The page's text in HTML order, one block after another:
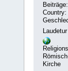
Kirche